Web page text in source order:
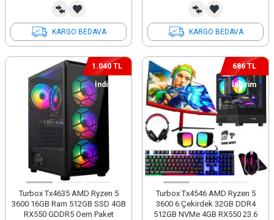
KARGO BEDAVA KARGO BEDAVA
1.040 TL
İndirim
Turbox Tx4635 AMD Ryzen 5
3600 16GB Ram 512GB SSD 4GB
RX550 GDDR5 Oem Paket
686 TL
İndirim
Turbox Tx4546 AMD Ryzen 5
3600 6 Çekirdek 32GB DDR4
512GB NVMe 4GB RX550 23.6